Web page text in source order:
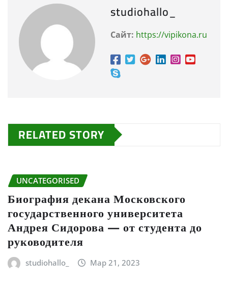
studiohallo_
Сайт: https://vipikona.ru
RELATED STORY
UNCATEGORISED
Биография декана Московского
государственного университета
Андрея Сидорова — от студента до
руководителя
studiohallo_ Мар 21, 2023